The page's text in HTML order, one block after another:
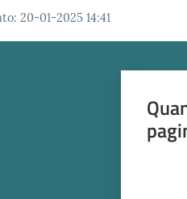
: 20-01-2025 14:41